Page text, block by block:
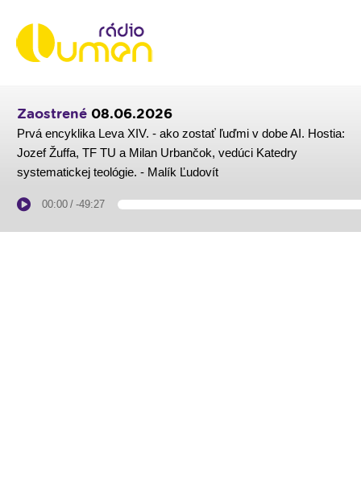
Zaostrené 08.06.2026
Prvá encyklika Leva XIV. - ako zostať ľuďmi v dobe AI. Hostia:
Jozef Žuffa, TF TU a Milan Urbančok, vedúci Katedry
systematickej teológie. - Malík Ľudovít
00:00 / -49:27